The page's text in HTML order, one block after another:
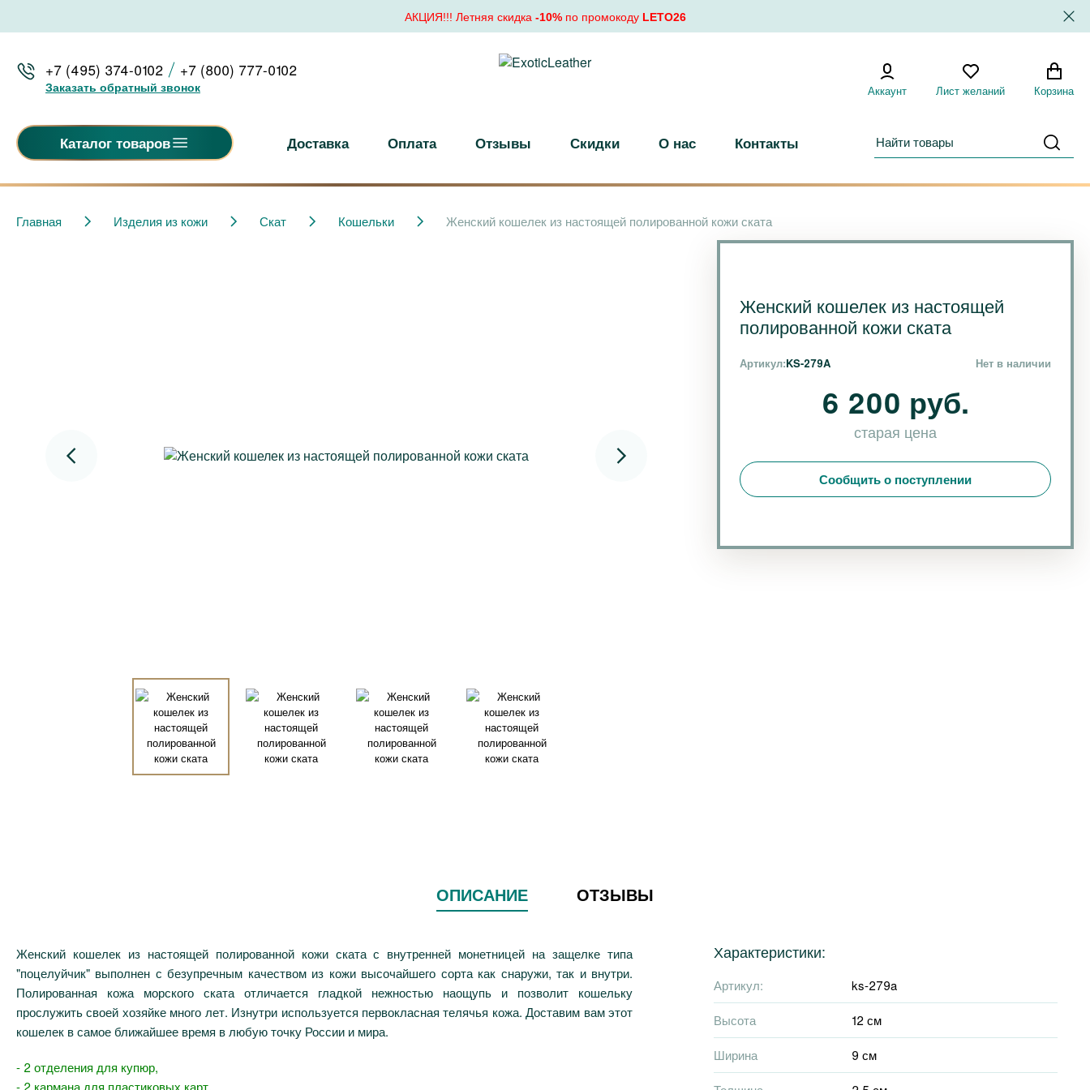
АКЦИЯ!!! Летняя скидка -10%по промокоду LETO26
+7 (495) 374-0102 +7 (800) 777-0102
Заказать обратный звонок Аккаунт Лист желаний Корзина
Каталог товаров Доставка Оплата Отзывы Скидки О нас Контакты
Главная Изделия из кожи Скат Кошельки Женский кошелек из настоящей полированной кожи ската
Женский кошелек из настоящей
полированной кожи ската
Артикул:KS-279A Нет в наличии
6 200 руб.
старая цена
Сообщить о поступлении
ОПИСАНИЕ ОТЗЫВЫ
Женский кошелек из настоящей полированной кожи ската с внутренней монетницей на защелке типа
"поцелуйчик" выполнен с безупречным качеством из кожи высочайшего сорта как снаружи, так и внутри.
Полированная кожа морского ската отличается гладкой нежностью наощупь и позволит кошельку
прослужить своей хозяйке много лет. Изнутри используется первокласная телячья кожа. Доставим вам этот
кошелек в самое ближайшее время в любую точку России и мира.
- 2 отделения для купюр,
- 2 кармана для пластиковых карт,
Характеристики:
Артикул: ks-279a
Высота 12 см
Ширина 9 см